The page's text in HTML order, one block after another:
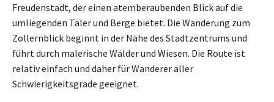
Freudenstadt, der einen atemberaubenden Blick auf die
umliegenden Täler und Berge bietet. Die Wanderung zum
Zollernblick beginnt in der Nähe des Stadtzentrums und
führt durch malerische Wälder und Wiesen. Die Route ist
relativ einfach und daher für Wanderer aller
Schwierigkeitsgrade geeignet.